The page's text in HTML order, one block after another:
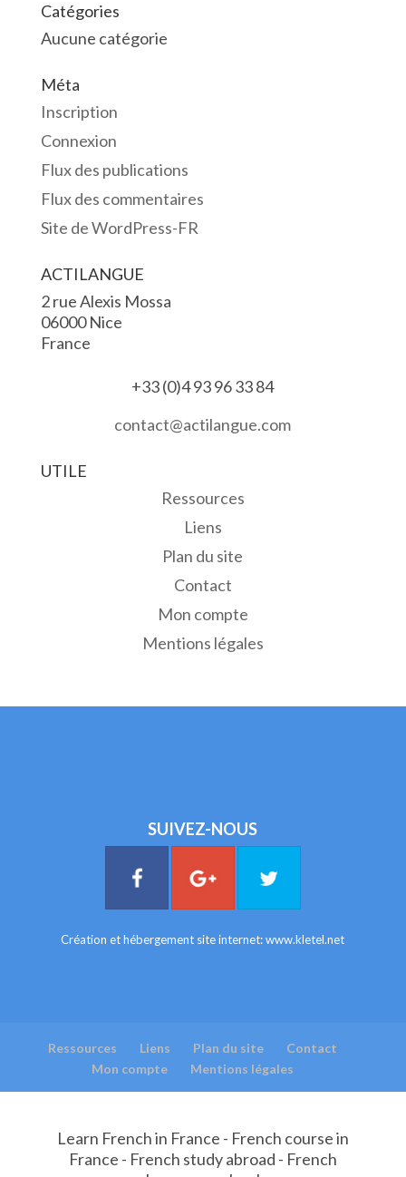
Catégories
Aucune catégorie
Méta
Inscription
Connexion
Flux des publications
Flux des commentaires
Site de WordPress-FR
ACTILANGUE
2 rue Alexis Mossa
06000 Nice
France
+33 (0)4 93 96 33 84
contact@actilangue.com
UTILE
Ressources
Liens
Plan du site
Contact
Mon compte
Mentions légales
SUIVEZ-NOUS
Création et hébergement site internet:www.kletel.net
Ressources Liens Plan du site
Contact
Mon compte
Mentions légales
Learn French in France - French course in
France - French study abroad - French